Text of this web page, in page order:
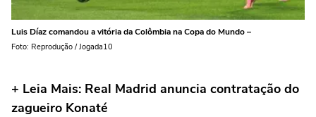
Luis Díaz comandou a vitória da Colômbia na Copa do Mundo –
Foto: Reprodução / Jogada10
+ Leia Mais: Real Madrid anuncia contratação do
zagueiro Konaté